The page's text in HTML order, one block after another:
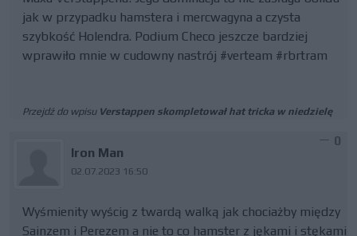
jak w przypadku hamstera i mercwagyna a czysta
szybkość Holendra. Podium Checo jeszcze bardziej
wprawiło mnie w cudowny nastrój #verteam #rbrtram
Przejdź do wpisu Verstappen skompletował hat tricka w niedzielę
Iron Man
02.07.2023 16:50
0
Wyśmienity wyścig z twardą walką jak chociażby między
Sainzem i Perezem a nie to co hamster z jękami i stękami